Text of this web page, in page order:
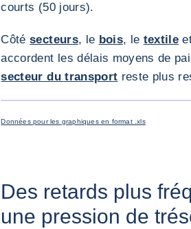
courts (50 jours).
Côtésecteurs, le bois, le textile
accordent les délais moyens de
secteur du transport reste plus
Données pour les graphiques en format .xls
Des retards plus
une pression de